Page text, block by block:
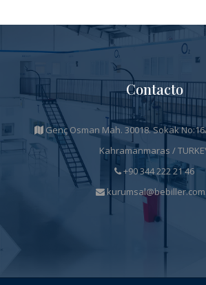
Contacto
Genç Osman Mah. 30018. Sokak
Kahramanmaras /
+90 344 222 21 46